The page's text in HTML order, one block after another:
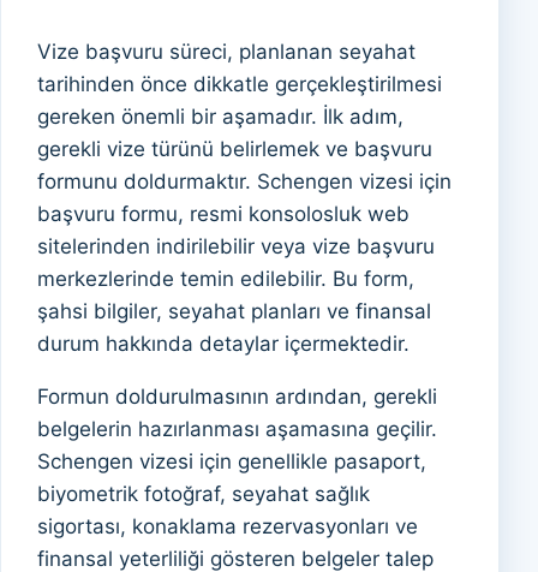
Vize başvuru süreci, planlanan seyahat
tarihinden önce dikkatle gerçekleştirilmesi
gereken önemli bir aşamadır. İlk adım,
gerekli vize türünü belirlemek ve başvuru
formunu doldurmaktır. Schengen vizesi için
başvuru formu, resmi konsolosluk web
sitelerinden indirilebilir veya vize başvuru
merkezlerinde temin edilebilir. Bu form,
şahsi bilgiler, seyahat planları ve finansal
durum hakkında detaylar içermektedir.
Formun doldurulmasının ardından, gerekli
belgelerin hazırlanması aşamasına geçilir.
Schengen vizesi için genellikle pasaport,
biyometrik fotoğraf, seyahat sağlık
sigortası, konaklama rezervasyonları ve
finansal yeterliliği gösteren belgeler talep